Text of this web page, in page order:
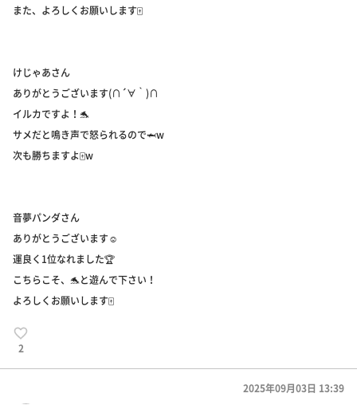
また、よろしくお願いします🀄
けじゃあさん
ありがとうございます(∩´∀｀)∩
イルカですよ！🐬
サメだと鳴き声で怒られるので🦈w
次も勝ちますよ🀄w
音夢パンダさん
ありがとうございます☺️
運良く1位なれました🏆
こちらこそ、🐬と遊んで下さい！
よろしくお願いします🀄
2
2025年09月03日 13:39